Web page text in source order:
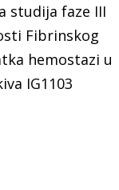
studija faze III
Fibrinskog
hemostazi u
IG1103